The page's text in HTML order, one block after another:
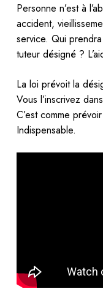
Personne n’est à
accident,
service. Qui
tuteur désigné ?
La loi prévoit la
Vous l’inscrivez
C’est comme
Indispensable.